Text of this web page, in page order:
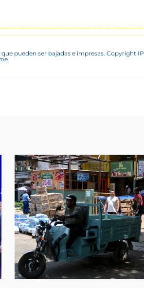
pueden ser bajadas e impresas. Copyright